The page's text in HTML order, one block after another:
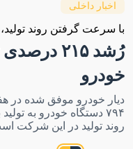
اخبار داخلی
با سرعت گرفتن روند
خودرو
۷۹۴ دستگاه خودرو به
روند تولید در این شرکت